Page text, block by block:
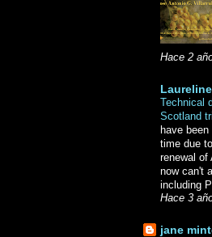
Hace 2
Technical
Scotland
have
time due
renewal of
now can't
including
Hace 3
jane